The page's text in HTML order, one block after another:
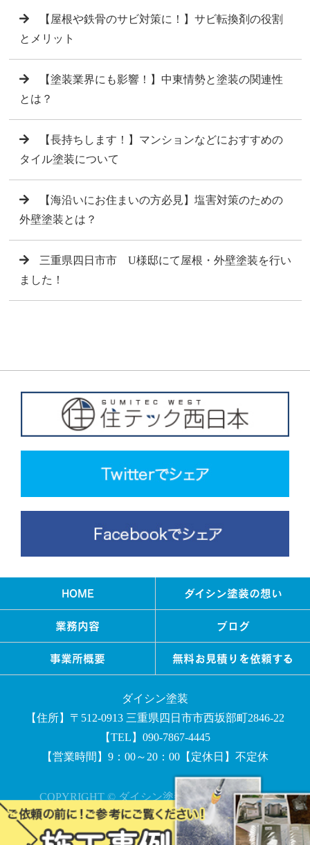
【屋根や鉄骨のサビ対策に！】サビ転換剤の役割
とメリット
【塗装業界にも影響！】中東情勢と塗装の関連性
とは？
【長持ちします！】マンションなどにおすすめの
タイル塗装について
【海沿いにお住まいの方必見】塩害対策のための
外壁塗装とは？
三重県四日市市 U様邸にて屋根・外壁塗装を行い
ました！
HOME ダイシン塗装の想い
業務内容 ブログ
事業所概要 無料お見積りを依頼する
ダイシン塗装
【住所】〒512-0913 三重県四日市市西坂部町2846-22
【TEL】090-7867-4445
【営業時間】9：00～20：00【定休日】不定休
COPYRIGHT © ダイシン塗装 All rights reserved.